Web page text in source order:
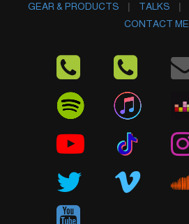
GEAR & PRODUCTS
TALKS
CONTACT ME